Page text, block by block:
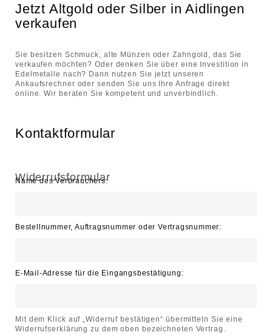
Jetzt Altgold oder Silber in Aidlingen
verkaufen
Sie besitzen Schmuck, alte Münzen oder Zahngold, das Sie
verkaufen möchten? Oder denken Sie über eine Investition in
Edelmetalle nach? Dann nutzen Sie jetzt unseren
Ankaufsrechner oder senden Sie uns Ihre Anfrage direkt
online. Wir beraten Sie kompetent und unverbindlich.
Kontaktformular
Widerrufsformular
Name des Verbrauchers:
Bestellnummer, Auftragsnummer oder Vertragsnummer:
E-Mail-Adresse für die Eingangsbestätigung:
Mit dem Klick auf „Widerruf bestätigen“ übermitteln Sie eine
Widerrufserklärung zu dem oben bezeichneten Vertrag.